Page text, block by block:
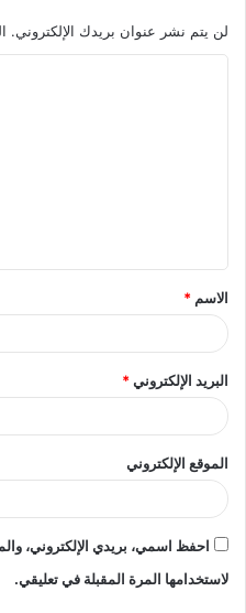
لن يتم نشر عنوان بريدك الإلكتروني.
ق
*
الاسم *
البريد الإلكتروني*
الموقع الإلكتروني
احفظ اسمي، بريدي الإلكتروني،
لاستخدامها المرة المقبلة في تعليقي.